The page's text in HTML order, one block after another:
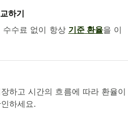
하기
수료 없이 항상 기준 환율을 이
하고 시간의 흐름에 따라 환율이
하세요.